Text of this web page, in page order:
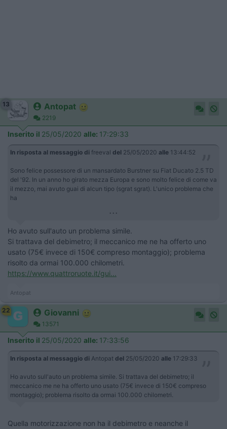
13 Antopat
2219
Inserito il 25/05/2020 alle: 17:29:33
In risposta al messaggio di freeval del 25/05/2020 alle 13:44:52
Sono felice possessore di un mansardato Burstner su Fiat Ducato 2.5 TD
del '92. In un anno ho girato mezza Europa e sono molto felice di come va
il mezzo, mai avuto guai di alcun tipo (sgrat sgrat). L'unico problema che
ha
...
Ho avuto sull'auto un problema simile.
Si trattava del debimetro; il meccanico me ne ha offerto uno
usato (75€ invece di 150€ compreso montaggio); problema
risolto da ormai 100.000 chilometri.
https://www.quattroruote.it/gui...
Antopat
22 Giovanni
13571
Inserito il 25/05/2020 alle: 17:33:56
In risposta al messaggio di Antopat del 25/05/2020 alle 17:29:33
Ho avuto sull'auto un problema simile. Si trattava del debimetro; il
meccanico me ne ha offerto uno usato (75€ invece di 150€ compreso
montaggio); problema risolto da ormai 100.000 chilometri.
Quella motorizzazione non ha il debimetro e neanche il